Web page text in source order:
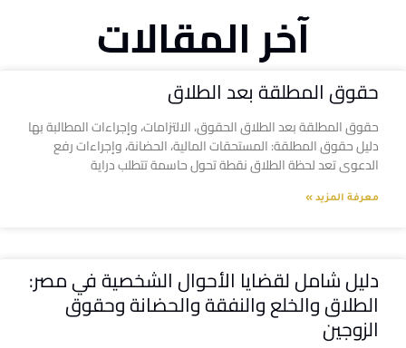
آخر المقالات
حقوق المطلقة بعد الطلاق
حقوق المطلقة بعد الطلاق الحقوق، الالتزامات، وإجراءات المطالبة بها
دليل حقوق المطلقة: المستحقات المالية، الحضانة، وإجراءات رفع
الدعوى تعد لحظة الطلاق نقطة تحول حاسمة تتطلب دراية
معرفة المزيد »
دليل شامل لقضايا الأحوال الشخصية في مصر:
الطلاق والخلع والنفقة والحضانة وحقوق
الزوجين